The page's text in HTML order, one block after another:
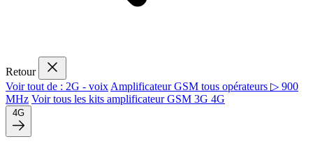
Retour
Voir tout de : 2G - voix Amplificateur GSM tous opérateurs ▷ 900
MHz Voir tous les kits amplificateur GSM 3G 4G
4G